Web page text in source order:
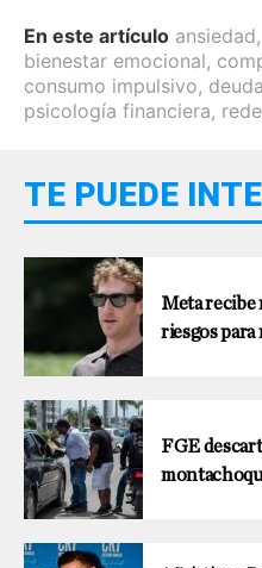
En este artículo ansiedad,
bienestar emocional,
consumo impulsivo,
psicología financiera,
TE PUEDE
Meta recibe
riesgos para
FGE